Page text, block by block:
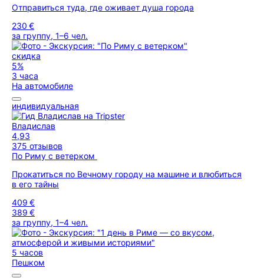
Отправиться туда, где оживает душа города
230 €
за группу, 1–6 чел.
скидка
5%
3 часа
На автомобиле
индивидуальная
Владислав
4,93
375 отзывов
По Риму с ветерком
Прокатиться по Вечному городу на машине и влюбиться
в его тайны
409 €
389 €
за группу, 1–4 чел.
5 часов
Пешком